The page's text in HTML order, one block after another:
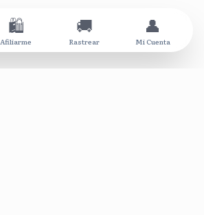
🛍️
Afiliarme
🚚
Rastrear
👤
Mi Cuenta